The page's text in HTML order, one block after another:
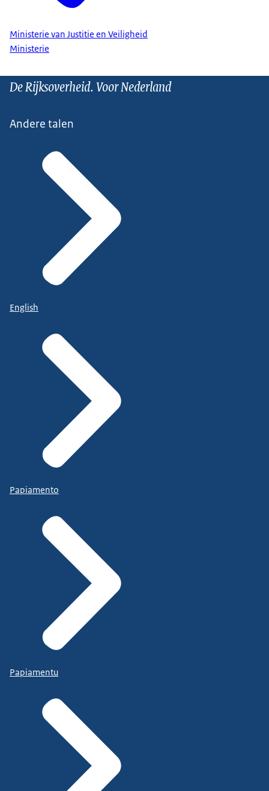
Ministerie van Justitie en Veiligheid
Ministerie
De Rijksoverheid. Voor Nederland
Andere talen
English
Papiamento
Papiamentu